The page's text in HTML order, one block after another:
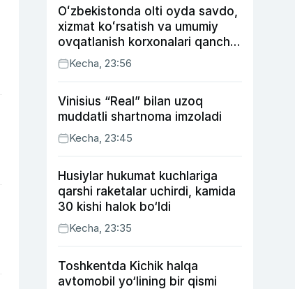
Oʻzbekistonda olti oyda savdo,
xizmat koʻrsatish va umumiy
ovqatlanish korxonalari qancha
soliq toʻlagani ochiqlandi
Kecha, 23:56
Vinisius “Real” bilan uzoq
muddatli shartnoma imzoladi
Kecha, 23:45
Husiylar hukumat kuchlariga
qarshi raketalar uchirdi, kamida
30 kishi halok bo‘ldi
Kecha, 23:35
Toshkentda Kichik halqa
avtomobil yo‘lining bir qismi